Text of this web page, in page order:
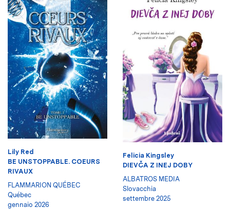
Lily Red
BE UNSTOPPABLE. COEURS
RIVAUX
FLAMMARION QUÉBEC
Québec
gennaio 2026
Felicia Kingsley
DIEVČA Z INEJ DOBY
ALBATROS MEDIA
Slovacchia
settembre 2025